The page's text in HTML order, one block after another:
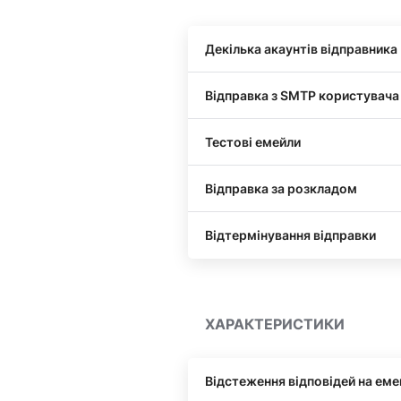
Декілька акаунтів відправника
Відправка з SMTP користувача
Тестові емейли
Відправка за розкладом
Відтермінування відправки
ХАРАКТЕРИСТИКИ
Відстеження відповідей на